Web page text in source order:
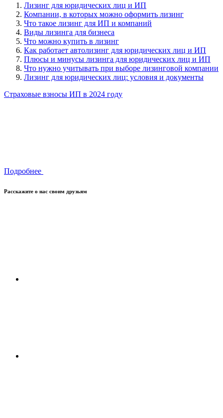
Лизинг для юридических лиц и ИП
Компании, в которых можно оформить лизинг
Что такое лизинг для ИП и компаний
Виды лизинга для бизнеса
Что можно купить в лизинг
Как работает автолизинг для юридических лиц и ИП
Плюсы и минусы лизинга для юридических лиц и ИП
Что нужно учитывать при выборе лизинговой компании
Лизинг для юридических лиц: условия и документы
Страховые взносы ИП в 2024 году
Подробнее
Расскажите о нас своим друзьям